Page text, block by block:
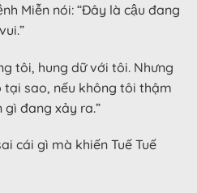
Miễn nói: “Đây là cậu đang
tôi, hung dữ với tôi. Nhưng
sao, nếu không tôi thậm
gì đang xảy ra.”
cái gì mà khiến Tuế Tuế